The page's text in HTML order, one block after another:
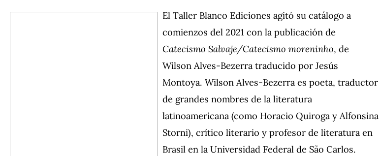
El Taller Blanco Ediciones agitó su catálogo a
comienzos del 2021 con la publicación de
Catecismo Salvaje/Catecismo moreninho, de
Wilson Alves-Bezerra traducido por Jesús
Montoya. Wilson Alves-Bezerra es poeta, traductor
de grandes nombres de la literatura
latinoamericana (como Horacio Quiroga y Alfonsina
Storni), crítico literario y profesor de literatura en
Brasil en la Universidad Federal de São Carlos.